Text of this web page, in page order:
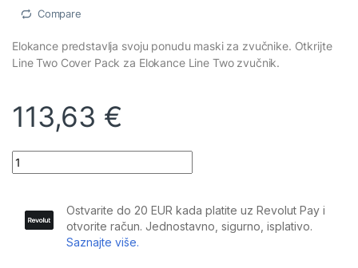
Compare
Elokance predstavlja svoju ponudu maski za zvučnike. Otkrijte
Line Two Cover Pack za Elokance Line Two zvučnik.
113,63 €
Elokance - Line Two Cover Pack quantity